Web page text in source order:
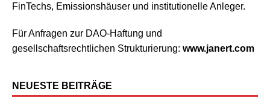
FinTechs, Emissionshäuser und institutionelle Anleger.
Für Anfragen zur DAO-Haftung und
gesellschaftsrechtlichen Strukturierung: www.janert.com
NEUESTE BEITRÄGE